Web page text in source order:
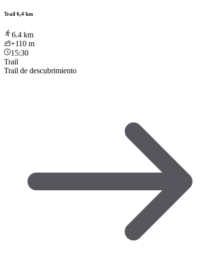
Trail 6,4 km
6.4 km
+110 m
15:30
Trail
Trail de descubrimiento